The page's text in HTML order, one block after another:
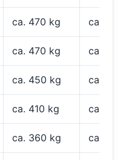
ca. 470 kg ca.
ca. 470 kg ca.
ca. 450 kg ca.
ca. 410 kg ca.
ca. 360 kg ca.